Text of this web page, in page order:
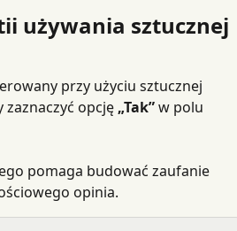
używania sztucznej
przy użyciu sztucznej
opcję „Tak” w polu
pomaga budować zaufanie
opinia.